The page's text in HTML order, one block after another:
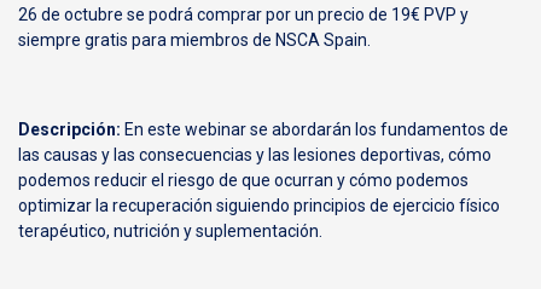
26 de octubre se podrá comprar por un precio de 19€ PVP y
siempre gratis para miembros de NSCA Spain.
Descripción: En este webinar se abordarán los fundamentos de
las causas y las consecuencias y las lesiones deportivas, cómo
podemos reducir el riesgo de que ocurran y cómo podemos
optimizar la recuperación siguiendo principios de ejercicio físico
terapéutico, nutrición y suplementación.